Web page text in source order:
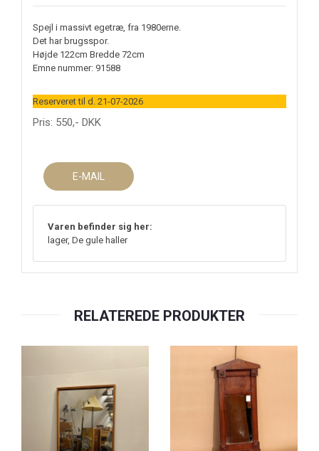
Spejl i massivt egetræ, fra 1980erne.
Det har brugsspor.
Højde 122cm Bredde 72cm
Emne nummer: 91588
Reserveret til d. 21-07-2026
Pris: 550,- DKK
E-MAIL
Varen befinder sig her:
lager, De gule haller
RELATEREDE PRODUKTER